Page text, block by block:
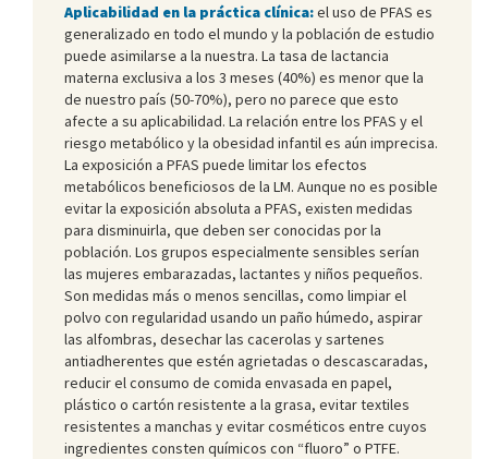
Aplicabilidad en la práctica clínica:el uso de PFAS es
generalizado en todo el mundo y la población de estudio
puede asimilarse a la nuestra. La tasa de lactancia
materna exclusiva a los 3 meses (40%) es menor que la
de nuestro país (50-70%), pero no parece que esto
afecte a su aplicabilidad. La relación entre los PFAS y el
riesgo metabólico y la obesidad infantil es aún imprecisa.
La exposición a PFAS puede limitar los efectos
metabólicos beneficiosos de la LM. Aunque no es posible
evitar la exposición absoluta a PFAS, existen medidas
para disminuirla, que deben ser conocidas por la
población. Los grupos especialmente sensibles serían
las mujeres embarazadas, lactantes y niños pequeños.
Son medidas más o menos sencillas, como limpiar el
polvo con regularidad usando un paño húmedo, aspirar
las alfombras, desechar las cacerolas y sartenes
antiadherentes que estén agrietadas o descascaradas,
reducir el consumo de comida envasada en papel,
plástico o cartón resistente a la grasa, evitar textiles
resistentes a manchas y evitar cosméticos entre cuyos
ingredientes consten químicos con “fluoro” o PTFE.